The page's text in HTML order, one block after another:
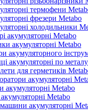
термофени
фрезери Metabo
холодильники
акумуляторні Metabo
акумуляторні Metabo
акумуляторного
акумуляторні по
для герметиків
акумуляторні
акумуляторні Metabo
акумуляторні Metabo
акумуляторні